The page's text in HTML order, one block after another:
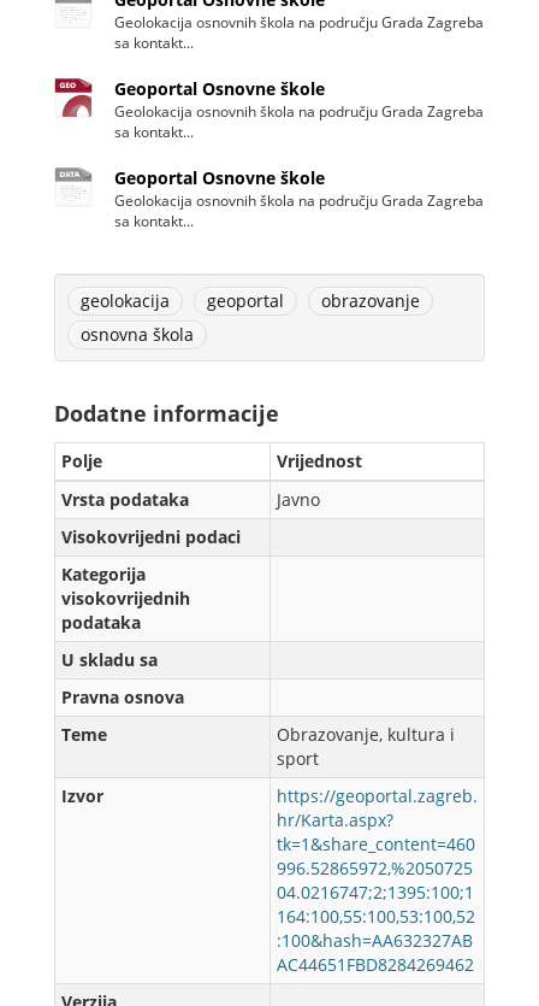
Geolokacija osnovnih škola na području Grada Zagreba
sa kontakt...
Geoportal Osnovne škole
Geolokacija osnovnih škola na području Grada Zagreba
sa kontakt...
Geoportal Osnovne škole
Geolokacija osnovnih škola na području Grada Zagreba
sa kontakt...
geolokacija geoportal
obrazovanje
osnovna škola
Dodatne informacije
Polje
Vrijednost
Vrsta podataka
Javno
Visokovrijedni podaci
Kategorija
visokovrijednih
podataka
U skladu sa
Pravna osnova
Teme
Obrazovanje, kultura i
sport
Izvor
https://geoportal.zagreb.
hr/Karta.aspx?
tk=1&share_content=460
996.52865972,%2050725
04.0216747;2;1395:100;1
164:100,55:100,53:100,52
:100&hash=AA632327AB
AC44651FBD8284269462